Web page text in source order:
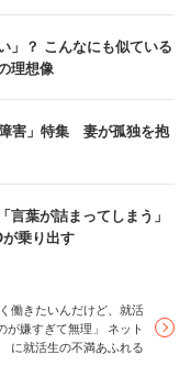
働きがい」
態を見る
態を見る
」？ こんなにも似ている
理想像
害」特集 妻が孤独を抱
言葉が詰まってしまう」
乗り出す
く働きたいんだけど、就活
が嫌すぎて無理」 ネット
に就活生の不満あふれる